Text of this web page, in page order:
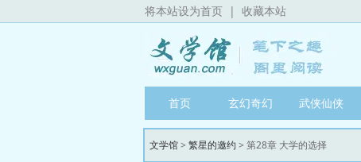
将本站设为首页 | 收藏本站
首页 玄幻奇幻 武侠仙侠
文学馆> 繁星的邀约 > 第28章 大学的选择